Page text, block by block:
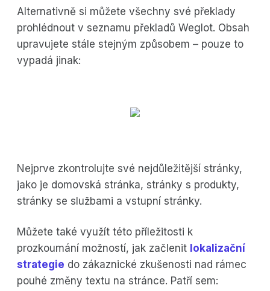
Alternativně si můžete všechny své překlady
prohlédnout v seznamu překladů Weglot. Obsah
upravujete stále stejným způsobem – pouze to
vypadá jinak:
Nejprve zkontrolujte své nejdůležitější stránky,
jako je domovská stránka, stránky s produkty,
stránky se službami a vstupní stránky.
Můžete také využít této příležitosti k
prozkoumání možností, jak začlenit lokalizační
strategie do zákaznické zkušenosti nad rámec
pouhé změny textu na stránce. Patří sem: